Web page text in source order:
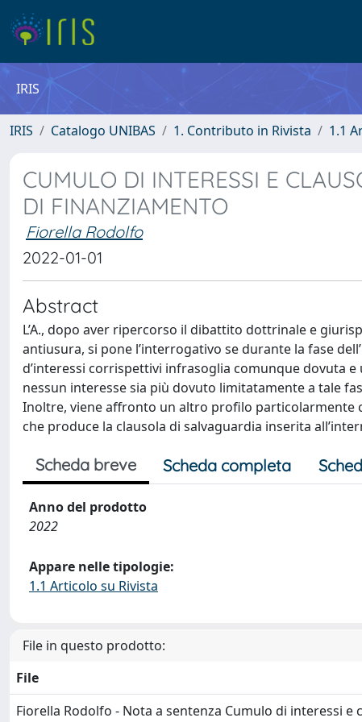
IRIS
IRIS Catalogo UNIBAS 1. Contributo in Rivista 1.1
CUMULO DI INTERESSI E
DI FINANZIAMENTO
Fiorella Rodolfo
2022-01-01
Abstract
L’A., dopo aver ripercorso il dibattito dottrinale e
antiusura, si pone l’interrogativo se durante la fase
d’interessi corrispettivi infrasoglia comunque dovuta
nessun interesse sia più dovuto limitatamente a tale
Inoltre, viene affronto un altro profilo particolarmente
che produce la clausola di salvaguardia inserita
Scheda breve Scheda completa
Anno del prodotto
2022
Appare nelle tipologie:
1.1 Articolo su Rivista
File in questo prodotto:
File
Fiorella Rodolfo - Nota a sentenza Cumulo di interessi e